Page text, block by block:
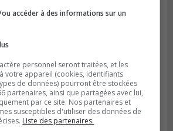
accéder à des informations sur un
personnel seront traitées, et les
votre appareil (cookies, identifiants
de données) pourront être stockées
partenaires, ainsi que partagées avec lui,
par ce site. Nos partenaires et
susceptibles d'utiliser des données de
Liste des partenaires.